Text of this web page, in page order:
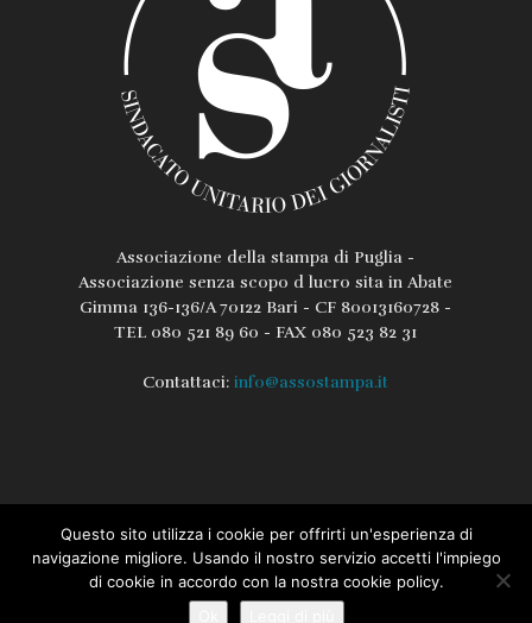
Associazione della stampa di Puglia -
Associazione senza scopo d lucro sita in Abate
Gimma 136-136/A 70122 Bari - CF 80013160728 -
TEL 080 521 89 60 - FAX 080 523 82 31
Contattaci:info@assostampa.it
L’associazione Lo Statuto Regolamento
Iscrizione / Rinnovo Assostampa PUGLIA Privacy e Cookie Policy
Questo sito utilizza i cookie per offrirti un'esperienza di
navigazione migliore. Usando il nostro servizio accetti l'impiego
di cookie in accordo con la nostra cookie policy.